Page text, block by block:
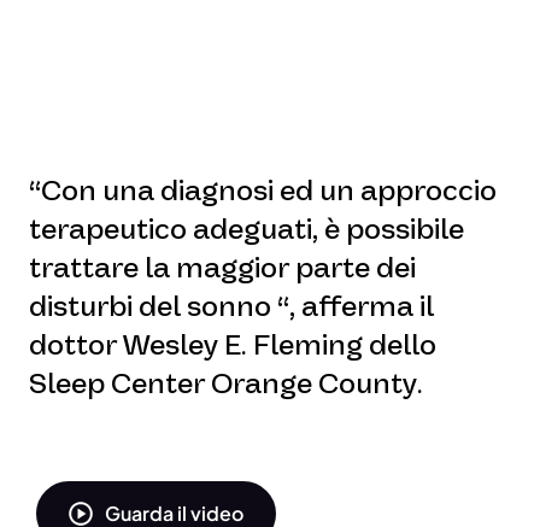
“Con una diagnosi ed un approccio
terapeutico adeguati, è possibile
trattare la maggior parte dei
disturbi del sonno “, afferma il
dottor Wesley E. Fleming dello
Sleep Center Orange County.
Guarda il video